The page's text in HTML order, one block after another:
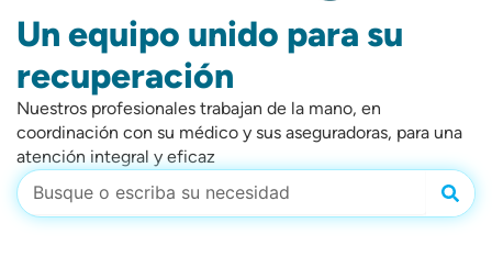
Un equipo unido para su
recuperación
Nuestros profesionales trabajan de la mano, en
coordinación con su médico y sus aseguradoras, para una
atención integral y eficaz
Buscar